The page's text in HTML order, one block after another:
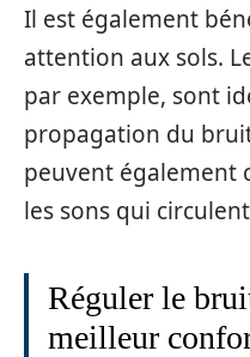
Il est également
attention aux sols.
par exemple, sont
propagation du
peuvent également
les sons qui
Réguler le
meilleur